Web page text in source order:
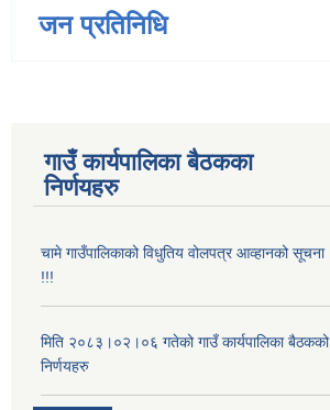
जन प्रतिनिधि
गाउँ कार्यपालिका बैठकका
निर्णयहरु
चामे गाउँपालिकाको विधुतिय वोलपत्र आव्हानको सूचना
!!!
मिति २०८३।०२।०६ गतेको गाउँ कार्यपालिका बैठकको
निर्णयहरु